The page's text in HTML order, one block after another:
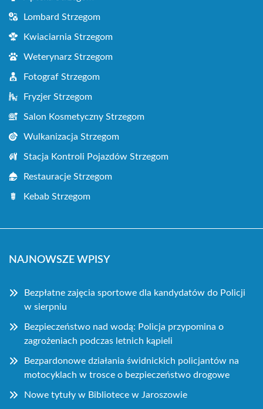
Lombard Strzegom
Kwiaciarnia Strzegom
Weterynarz Strzegom
Fotograf Strzegom
Fryzjer Strzegom
Salon Kosmetyczny Strzegom
Wulkanizacja Strzegom
Stacja Kontroli Pojazdów Strzegom
Restauracje Strzegom
Kebab Strzegom
NAJNOWSZE WPISY
Bezpłatne zajęcia sportowe dla kandydatów do Policji
w sierpniu
Bezpieczeństwo nad wodą: Policja przypomina o
zagrożeniach podczas letnich kąpieli
Bezpardonowe działania świdnickich policjantów na
motocyklach w trosce o bezpieczeństwo drogowe
Nowe tytuły w Bibliotece w Jaroszowie